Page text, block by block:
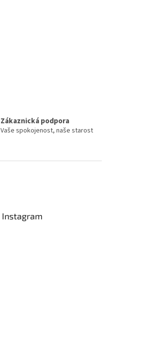
Zákaznická podpora
Vaše spokojenost, naše starost
Instagram